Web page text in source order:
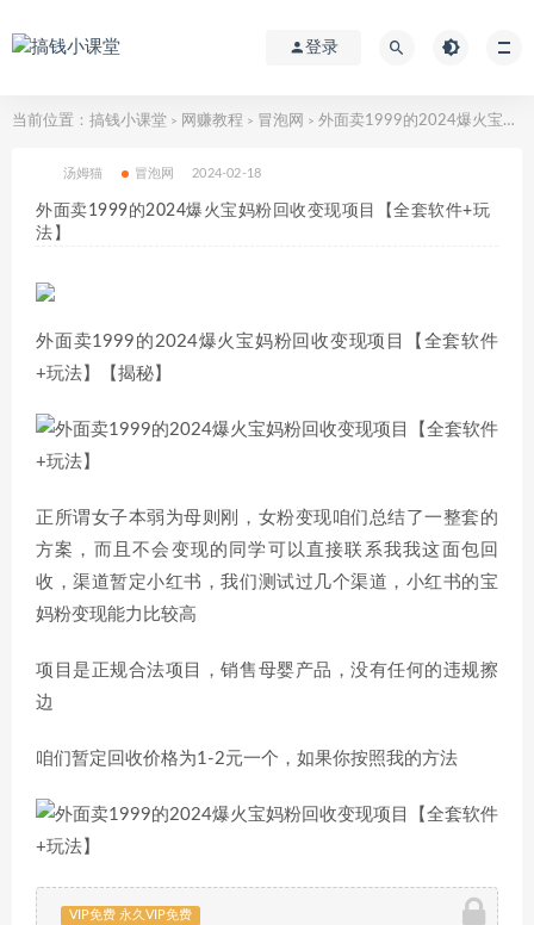
登录
当前位置： 搞钱小课堂 > 网赚教程 > 冒泡网 > 外面卖1999的2024爆火宝妈粉回收变现项目【全套软件+玩法】
汤姆猫 冒泡网 2024-02-18
外面卖1999的2024爆火宝妈粉回收变现项目【全套软件+玩
法】
外面卖1999的2024爆火宝妈粉回收变现项目【全套软件
+玩法】【揭秘】
正所谓女子本弱为母则刚，女粉变现咱们总结了一整套的
方案，而且不会变现的同学可以直接联系我我这面包回
收，渠道暂定小红书，我们测试过几个渠道，小红书的宝
妈粉变现能力比较高
项目是正规合法项目，销售母婴产品，没有任何的违规擦
边
咱们暂定回收价格为1-2元一个，如果你按照我的方法
VIP免费 永久VIP免费